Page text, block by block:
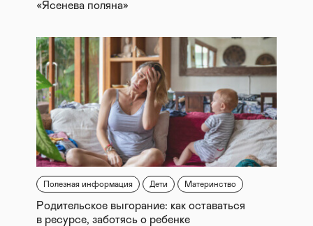
«Ясенева поляна»
Полезная информация Дети Материнство
Родительское выгорание: как оставаться
в ресурсе, заботясь о ребенке